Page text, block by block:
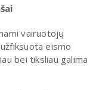
vairuotojų
eismo
bei tiksliau galima